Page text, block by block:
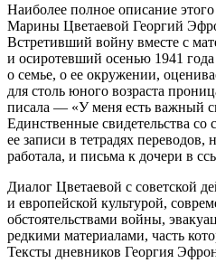
Наиболее полное описание
Марины Цветаевой Георгий
Встретивший войну вместе с
и осиротевший осенью 1941 года
о семье, о ее окружении,
для столь юного возраста
писала — «У меня есть важный
Единственные свидетельства
ее записи в тетрадях переводов,
работала, и письма к дочери в
Диалог Цветаевой с советской
и европейской культурой,
обстоятельствами войны,
редкими материалами, часть
Тексты дневников Георгия